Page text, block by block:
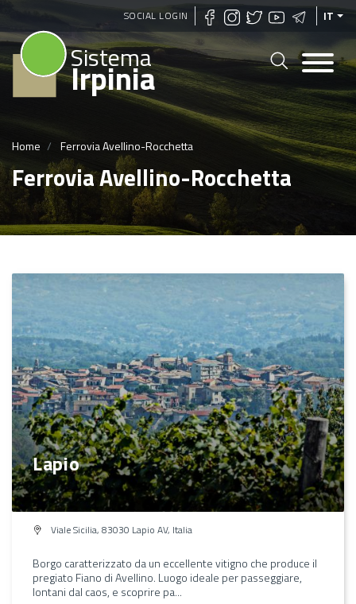
Salta
al
contenuto
principale
SOCIAL LOGIN IT
Sistema
Irpinia
Home Ferrovia Avellino-Rocchetta
Ferrovia Avellino-Rocchetta
Lapio
Viale Sicilia, 83030 Lapio AV, Italia
Borgo caratterizzato da un eccellente vitigno che produce il
pregiato Fiano di Avellino. Luogo ideale per passeggiare,
lontani dal caos, e scoprire pa...